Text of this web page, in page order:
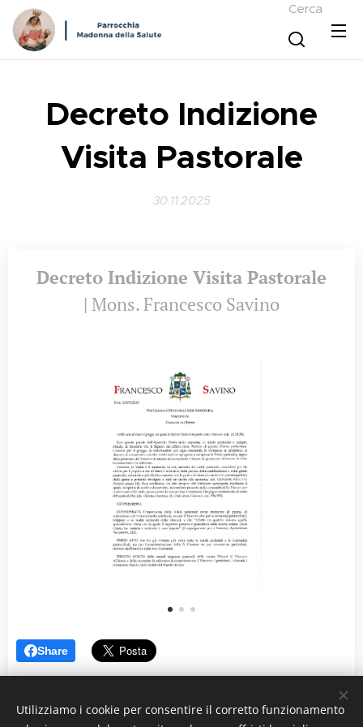
Cerca
Decreto Indizione
Visita Pastorale
30.11.2025
Decreto Indizione Visita Pastorale
| Mons. Francesco Savino
Share
Utilizziamo i cookie per consentire il corretto funzionamento